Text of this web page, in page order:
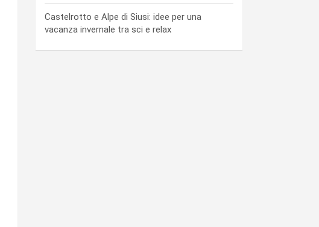
Castelrotto e Alpe di Siusi: idee per una
vacanza invernale tra sci e relax